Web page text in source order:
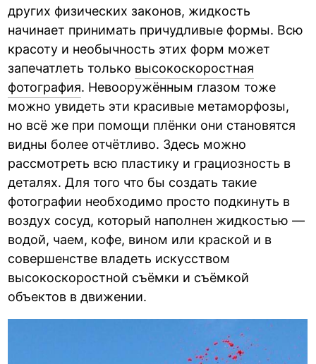
других физических законов, жидкость
начинает принимать причудливые формы. Всю
красоту и необычность этих форм может
запечатлеть только высокоскоростная
фотография. Невооружённым глазом тоже
можно увидеть эти красивые метаморфозы,
но всё же при помощи плёнки они становятся
видны более отчётливо. Здесь можно
рассмотреть всю пластику и грациозность в
деталях. Для того что бы создать такие
фотографии необходимо просто подкинуть в
воздух сосуд, который наполнен жидкостью —
водой, чаем, кофе, вином или краской и в
совершенстве владеть искусством
высокоскоростной съёмки и съёмкой
объектов в движении.